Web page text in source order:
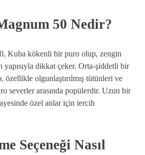
50 Nedir?
Kuba kökenli bir puro olup, zengin
yapısıyla dikkat çeker. Orta-şiddetli bir
özellikle olgunlaştırılmış tütünleri ve
severler arasında popülerdir. Uzun bir
özel anlar için tercih
Seçeneği Nasıl